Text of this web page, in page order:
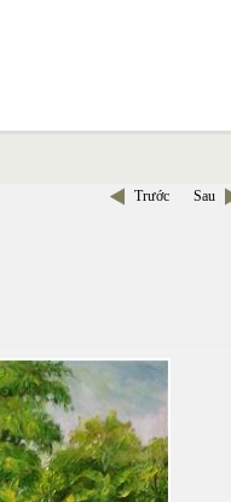
Trước Sau